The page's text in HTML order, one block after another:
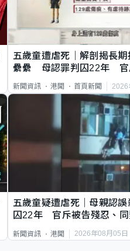
五歲童遭虐死｜解剖揭長
纍纍 母認罪判囚22年 官
類案最惡劣
新聞資訊 港聞 首頁新聞 2026
五歲童疑遭虐死｜母親認誤
囚22年 官斥被告殘忍、同
新聞資訊 港聞 2026年08月05日